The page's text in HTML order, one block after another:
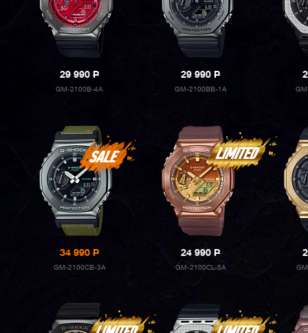
29 990P
GM-2100B-4A
29 990P
GM-2100BB-1A
34 990P
GM-2100CB-3A
24 990P
GM-2100CL-5A